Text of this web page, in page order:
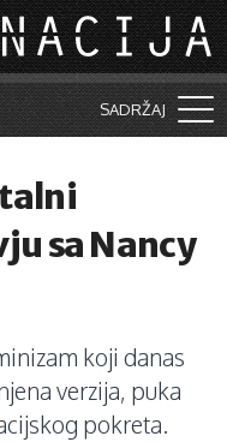
SADRŽAJ
sa Nancy
koji danas
verzija, puka
pokreta.